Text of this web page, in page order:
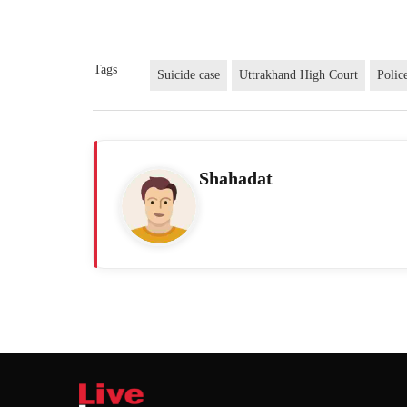
Tags Suicide case Uttrakhand High Court
Shahadat